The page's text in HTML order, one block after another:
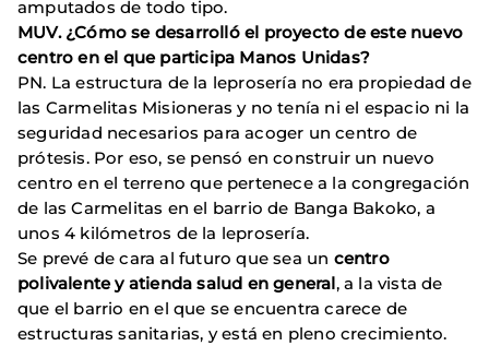
amputados de todo tipo.
MUV. ¿Cómo se desarrolló el proyecto de este nuevo
centro en el que participa Manos Unidas?
PN. La estructura de la leprosería no era propiedad de
las Carmelitas Misioneras y no tenía ni el espacio ni la
seguridad necesarios para acoger un centro de
prótesis. Por eso, se pensó en construir un nuevo
centro en el terreno que pertenece a la congregación
de las Carmelitas en el barrio de Banga Bakoko, a
unos 4 kilómetros de la leprosería.
Se prevé de cara al futuro que sea un centro
polivalente y atienda salud en general, a la vista de
que el barrio en el que se encuentra carece de
estructuras sanitarias, y está en pleno crecimiento.